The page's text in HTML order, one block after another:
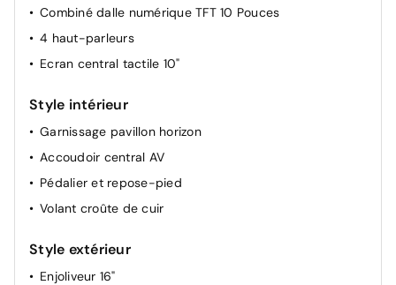
Retroviseur interieur jour-nuit
Combiné dalle numérique TFT 10 Pouces
4 haut-parleurs
Ecran central tactile 10"
Style intérieur
Garnissage pavillon horizon
Accoudoir central AV
Pédalier et repose-pied
Volant croûte de cuir
Style extérieur
Enjoliveur 16"